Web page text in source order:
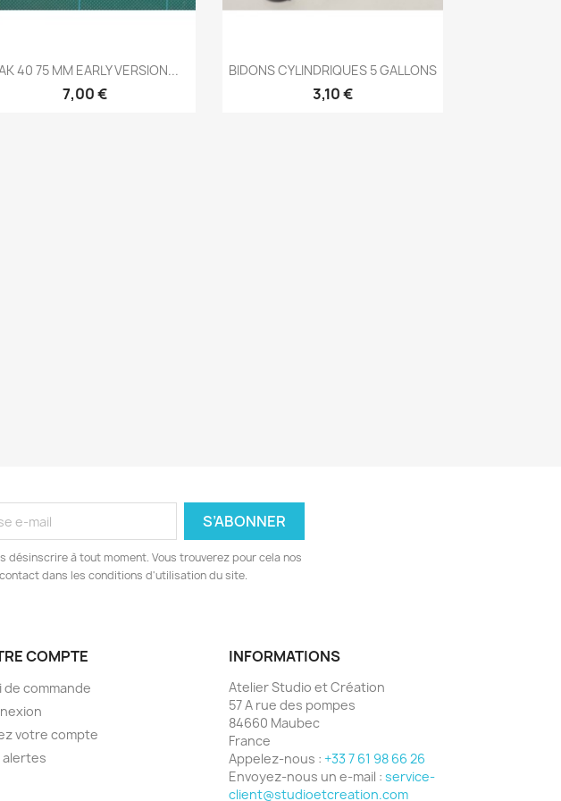
Aperçu rapide
40 75 MM EARLY VERSION...
7,00 €
Aperçu rapide
BIDONS CYLINDRIQUES 5 GALLONS
3,10 €
désinscrire à tout moment. Vous trouverez pour cela nos
dans les conditions d'utilisation du site.
COMPTE
de commande
votre compte
alertes
INFORMATIONS
Atelier Studio et Création
57 A rue des pompes
84660 Maubec
France
Appelez-nous : +33 7 61 98 66 26
Envoyez-nous un e-mail : service-
client@studioetcreation.com